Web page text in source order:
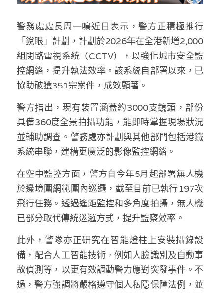
極端暴恐實錄
招國偉專欄
高松傑專欄
林伯強專欄
馮煒光專欄
KOL 精選
大衛sir專欄
龔靜儀大律師專欄
陳貴春大律師專欄
陳子遷律師專欄
羅浚軒專欄
溫志倫專欄
35+顛覆案
支持讚助
條款及細則
關於我們
English
警務處處長周一鳴近日表示，警方正積極推行
「銳眼」計劃，計劃於2026年在全港新增2,000
組閉路電視系統（CCTV），以強化城市安全監
控網絡，提升執法效率。該系統自部署以來，已
協助破獲351宗案件，成效顯著。
警方指出，現有裝置涵蓋約3000支鏡頭，部份
具備360度全景拍攝功能，能即時掌握現場狀況
並輔助調查。警務處亦計劃與其他部門包括港鐵
系統串聯，建構更廣泛的影像監控網絡。
在空中監控方面，警方自今年5月起部署無人機
於邊境圍網範圍內巡邏，截至目前已執行197次
飛行任務。透過遙距監控和多角度拍攝，無人機
已部分取代傳統巡邏方式，提升監察效率。
此外，警隊亦正研究在智能燈柱上安裝攝錄設
備，配合人工智能技術，例如人臉識別及自動事
故偵測等，以更有效調動警力應對突發事件。不
過，警方強調將嚴格遵守個人私隱保障法例，並